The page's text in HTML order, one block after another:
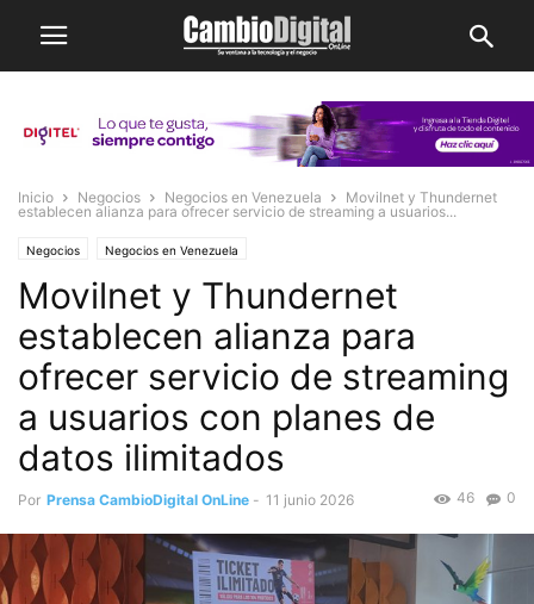
Inicio Negocios Negocios en Venezuela
Movilnet y Thundernet
establecen alianza para ofrecer servicio de streaming a usuarios...
Negocios Negocios en Venezuela
Movilnet y Thundernet
establecen alianza para
ofrecer servicio de streaming
a usuarios con planes de
datos ilimitados
Por Prensa CambioDigital OnLine - 11 junio 2026 0
46